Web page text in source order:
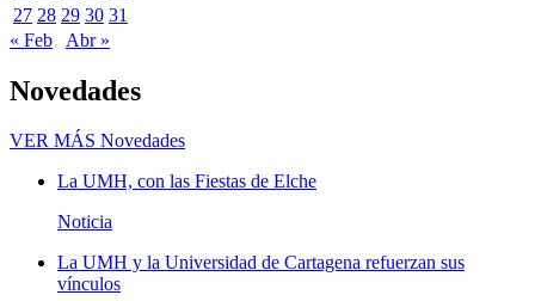
27 28 29 30 31
« Feb
Abr »
Novedades
VER MÁS Novedades
La UMH, con las Fiestas de Elche
Noticia
La UMH y la Universidad de Cartagena refuerzan sus
vínculos